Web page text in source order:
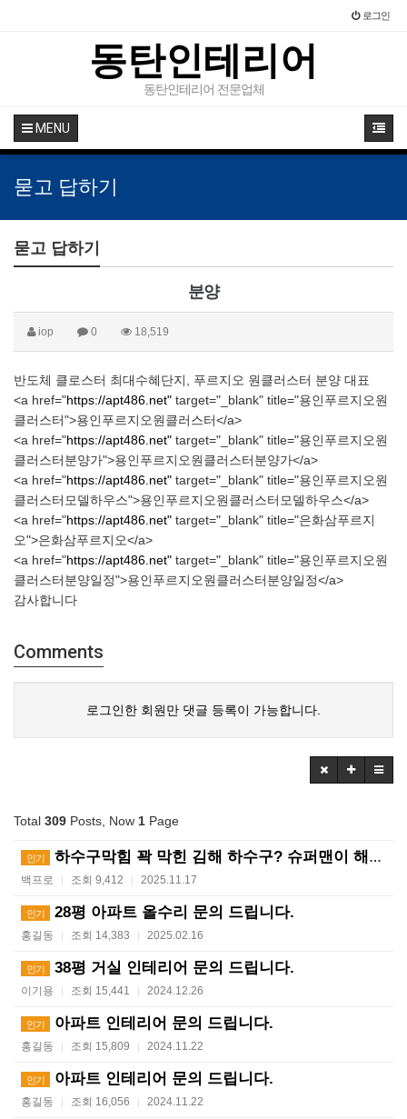
로그인
동탄인테리어
동탄인테리어 전문업체
MENU
묻고 답하기
묻고 답하기
분양
iop 0 18,519
반도체 클로스터 최대수혜단지, 푸르지오 원클러스터 분양 대표
<a href="https://apt486.net" target="_blank" title="용인푸르지오원
클러스터">용인푸르지오원클러스터</a>
<a href="https://apt486.net" target="_blank" title="용인푸르지오원
클러스터분양가">용인푸르지오원클러스터분양가</a>
<a href="https://apt486.net" target="_blank" title="용인푸르지오원
클러스터모델하우스">용인푸르지오원클러스터모델하우스</a>
<a href="https://apt486.net" target="_blank" title="은화삼푸르지
오">은화삼푸르지오</a>
<a href="https://apt486.net" target="_blank" title="용인푸르지오원
클러스터분양일정">용인푸르지오원클러스터분양일정</a>
감사합니다
Comments
로그인한 회원만 댓글 등록이 가능합니다.
Total 309 Posts, Now 1 Page
인기 하수구막힘 꽉 막힌 김해 하수구? 슈퍼맨이 해결사! ?…
백프로 | 조회 9,412 | 2025.11.17
인기 28평 아파트 올수리 문의 드립니다.
홍길동 | 조회 14,383 | 2025.02.16
인기 38평 거실 인테리어 문의 드립니다.
이기용 | 조회 15,441 | 2024.12.26
인기 아파트 인테리어 문의 드립니다.
홍길동 | 조회 15,809 | 2024.11.22
인기 아파트 인테리어 문의 드립니다.
홍길동 | 조회 16,056 | 2024.11.22